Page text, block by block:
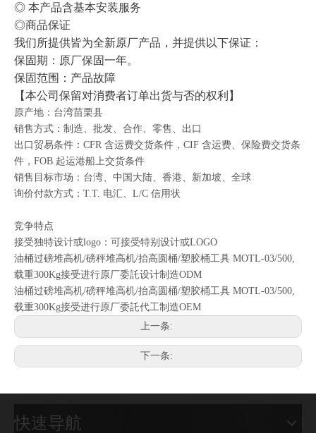
◎ 本产品含基本安装服务
◎商品保证
我们所提供皆为全新原厂产品，并提供以下保证：
保固期：原厂保固一年。
保固范围：产品故障
【本公司保留对消费者订单出货与否的权利】
原产地：台湾苗栗县
销售方式：制造、批发、合作、零售、出口
出口贸易条件：CFR 含运费交货条件，CIF 含运费、保险费交货条
件，FOB 起运港船上交货条件
销售目标市场：台湾、中国大陆、香港、新加坡、全球
询价付款方式：T.T. 电汇、L/C 信用状
竞争特点
接受独特设计或logo：可接受特别设计或LOGO
油桶过磅堆高机/磅秤堆高机/抬高圆桶/塑胶桶工具 MOTL-03/500,
载重300Kg接受进行原厂委託设计制造ODM
油桶过磅堆高机/磅秤堆高机/抬高圆桶/塑胶桶工具 MOTL-03/500,
载重300Kg接受进行原厂委託代工制造OEM
上一条:
下一条:
快速导航